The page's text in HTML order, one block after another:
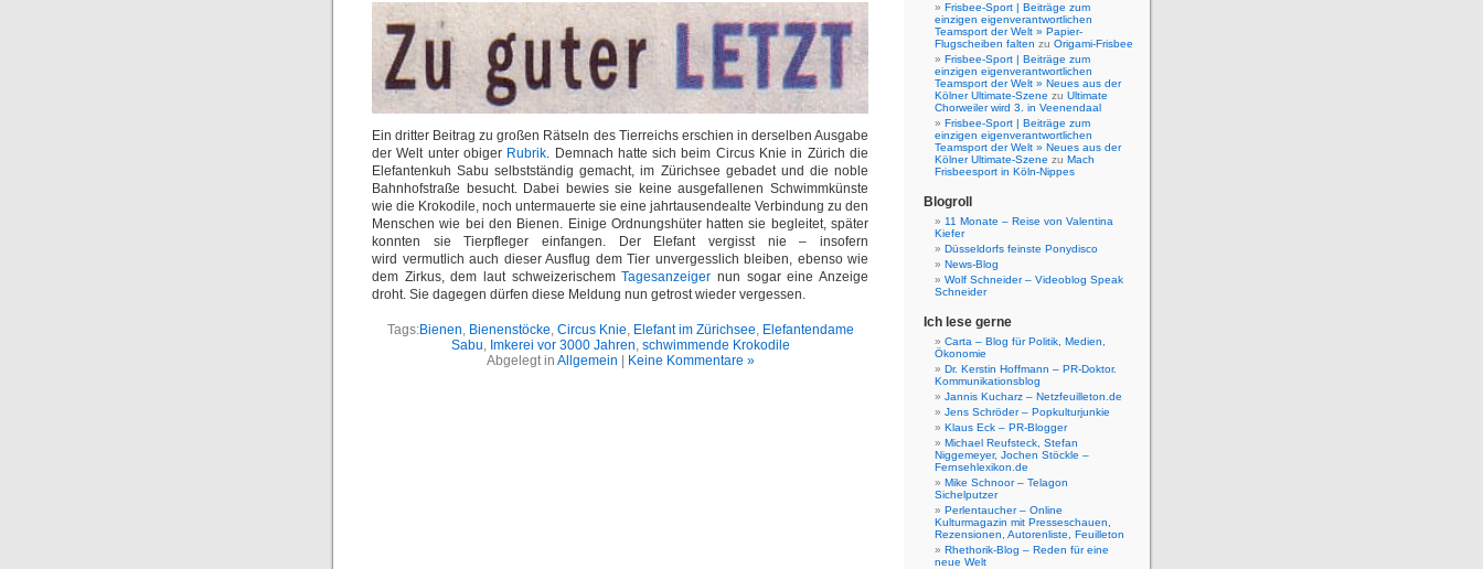
Ein dritter Beitrag zu großen Rätseln des Tierreichs erschien in derselben Ausgabe
der Welt unter obiger Rubrik. Demnach hatte sich beim Circus Knie in Zürich die
Elefantenkuh Sabu selbstständig gemacht, im Zürichsee gebadet und die noble
Bahnhofstraße besucht. Dabei bewies sie keine ausgefallenen Schwimmkünste
wie die Krokodile, noch untermauerte sie eine jahrtausendealte Verbindung zu den
Menschen wie bei den Bienen. Einige Ordnungshüter hatten sie begleitet, später
konnten sie Tierpfleger einfangen. Der Elefant vergisst nie – insofern
wird vermutlich auch dieser Ausflug dem Tier unvergesslich bleiben, ebenso wie
dem Zirkus, dem laut schweizerischemTagesanzeiger nun sogar eine Anzeige
droht. Sie dagegen dürfen diese Meldung nun getrost wieder vergessen.
Tags:Bienen, Bienenstöcke, Circus Knie, Elefant im Zürichsee, Elefantendame
Sabu, Imkerei vor 3000 Jahren, schwimmende Krokodile
Abgelegt in Allgemein Keine Kommentare »
Frisbee-Sport | Beiträge zum
einzigen eigenverantwortlichen
Teamsport der Welt » Papier-
Flugscheiben falten zu Origami-Frisbee
Frisbee-Sport | Beiträge zum
einzigen eigenverantwortlichen
Teamsport der Welt » Neues aus der
Kölner Ultimate-Szene zu Ultimate
Chorweiler wird 3. in Veenendaal
Frisbee-Sport | Beiträge zum
einzigen eigenverantwortlichen
Teamsport der Welt » Neues aus der
Kölner Ultimate-Szene zu Mach
Frisbeesport in Köln-Nippes
Blogroll
11 Monate – Reise von Valentina
Kiefer
Düsseldorfs feinste Ponydisco
News-Blog
Wolf Schneider – Videoblog Speak
Schneider
Ich lese gerne
Carta – Blog für Politik, Medien,
Ökonomie
Dr. Kerstin Hoffmann – PR-Doktor.
Kommunikationsblog
Jannis Kucharz – Netzfeuilleton.de
Jens Schröder – Popkulturjunkie
Klaus Eck – PR-Blogger
Michael Reufsteck, Stefan
Niggemeyer, Jochen Stöckle –
Fernsehlexikon.de
Mike Schnoor – Telagon
Sichelputzer
Perlentaucher – Online
Kulturmagazin mit Presseschauen,
Rezensionen, Autorenliste, Feuilleton
Rhethorik-Blog – Reden für eine
neue Welt